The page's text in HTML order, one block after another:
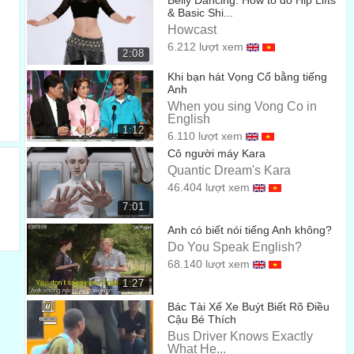
Về lĩnh vực gì?
I don't know.
Mình cũng chả biết.
00:51
Cooking.
Nấu ăn chẳng hạn.
You don't cook.
Cậu có nấu ăn đâu.
I'll learn.
Thì mình sẽ học.
00:57
What about you two?
Còn hai cậu thì sao?
What are your plans?
Kế hoạch của các cậu là gì?
00:60
2:08
& Basic Shi...
Howcast
6.212 lượt xem
1:12
Khi bạn hát Vọng Cổ bằng tiếng
Anh
When you sing Vong Co in
English
6.110 lượt xem
7:01
Cô người máy Kara
Quantic Dream's Kara
46.404 lượt xem
1:27
Anh có biết nói tiếng Anh không?
Do You Speak English?
68.140 lượt xem
Bác Tài Xế Xe Buýt Biết Rõ Điều
Cậu Bé Thích
Bus Driver Knows Exactly
What He...